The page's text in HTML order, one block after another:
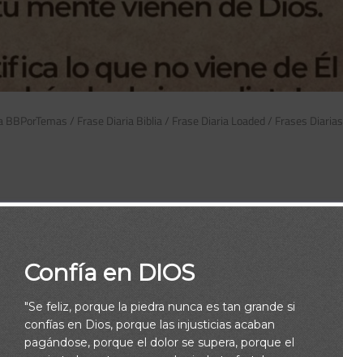
BBPorTemas / Frase Diaria Biblia / Frase Diaria Loaded / Frases Diarias
MENSAJE:
Confía en DIOS
"Se feliz, porque la piedra nunca es tan grande si
confías en Dios, porque las injusticias acaban
pagándose, porque el dolor se supera, porque el